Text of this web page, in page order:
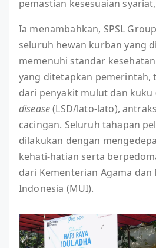
pemastian kesesuaian
Ia menambahkan, SPSL
seluruh hewan kurban yang
memenuhi standar
yang ditetapkan pemerintah,
dari penyakit mulut dan kuku
disease(LSD/lato-lato),
cacingan. Seluruh tahapan
dilakukan dengan
kehati-hatian serta
dari Kementerian Agama dan
Indonesia (MUI).